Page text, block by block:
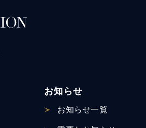
お知らせ
お知らせ一覧